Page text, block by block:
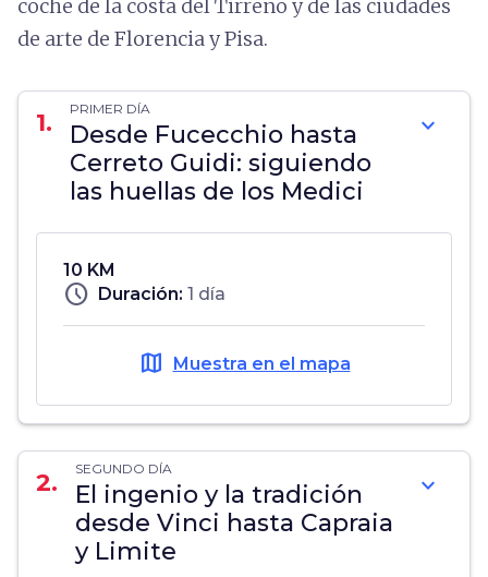
coche de la costa del Tirreno y de las ciudades
de arte de Florencia y Pisa.
1. PRIMER DÍA
Desde Fucecchio hasta
Cerreto Guidi: siguiendo
las huellas de los Medici
expand_more
10 KM
schedule Duración: 1 día
map Muestra en el mapa
2. SEGUNDO DÍA
El ingenio y la tradición
desde Vinci hasta Capraia
y Limite
expand_more